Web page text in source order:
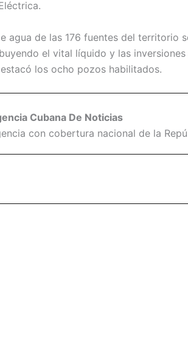
agua de las 176 fuentes del territorio
el vital líquido y las
los ocho pozos habilitados.
Cubana De Noticias
con cobertura nacional de la